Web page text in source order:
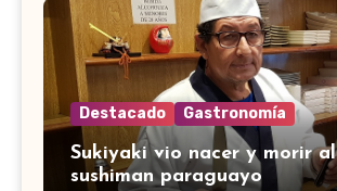
Destacado Gastronomía
Sukiyaki vio nacer y morir
sushiman paraguayo